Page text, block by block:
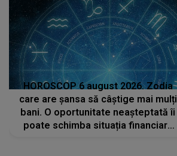
HOROSCOP 6 august 2026. Zodia
care are șansa să câștige mai mulți
bani. O oportunitate neașteptată îi
poate schimba situația financiară